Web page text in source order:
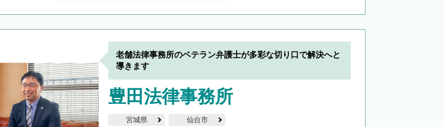
老舗法律事務所のベテラン弁護士が多彩な切り口で解決へと
導きます
豊田法律事務所
宮城県 仙台市